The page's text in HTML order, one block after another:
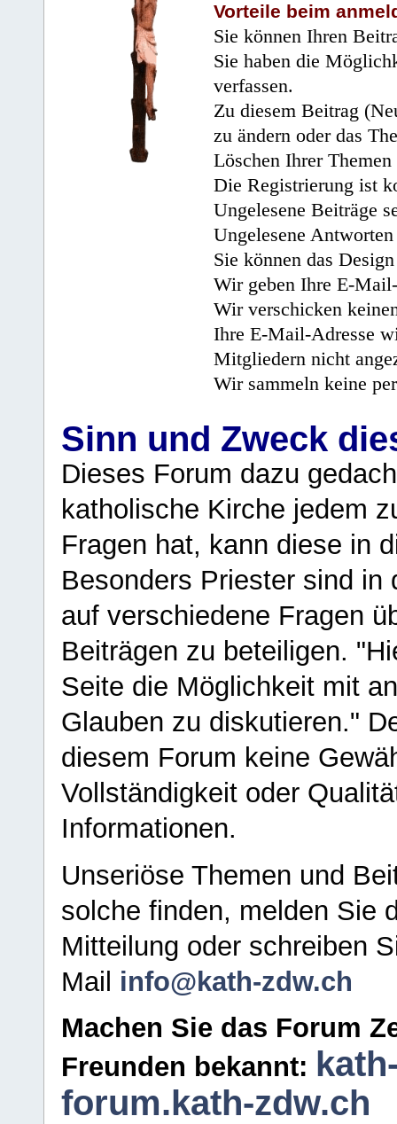
Vorteile beim
Sie können Ihren
Sie haben die
verfassen.
Zu diesem Beitrag
zu ändern oder das
Löschen Ihrer
Die Registrierung ist
Ungelesene Beiträge
Ungelesene
Sie können das
Wir geben Ihre E-
Wir verschicken
Ihre E-Mail-Adresse
Mitgliedern nicht
Wir sammeln keine
Sinn und Zweck
Dieses Forum dazu
katholische Kirche jedem
Fragen hat, kann diese in
Besonders Priester sind in
auf verschiedene Fragen
Beiträgen zu beteiligen.
Seite die Möglichkeit mit
Glauben zu diskutieren."
diesem Forum keine
Vollständigkeit oder
Informationen.
Unseriöse Themen und
solche finden, melden Sie
Mitteilung oder schreiben
Mail info@kath-zdw.ch
Machen Sie das Forum
Freunden bekannt:
forum.kath-zdw.ch